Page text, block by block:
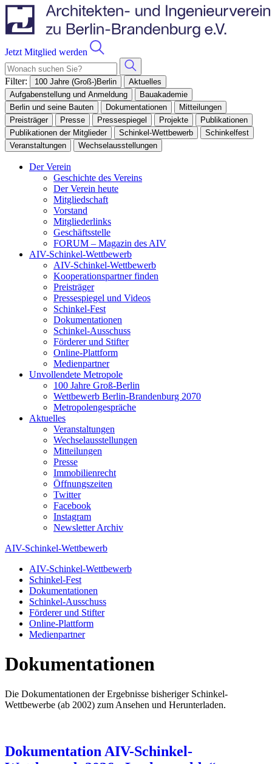
Jetzt Mitglied werden
Filter: 100 Jahre (Groß-)Berlin
Aktuelles
Aufgabenstellung und Anmeldung
Bauakademie
Berlin und seine Bauten
Dokumentationen
Mitteilungen
Preisträger
Presse Pressespiegel Projekte
Publikationen
Publikationen der Mitglieder
Schinkel-Wettbewerb
Schinkelfest
Veranstaltungen
Wechselausstellungen
Der Verein
Geschichte des Vereins
Der Verein heute
Mitgliedschaft
Vorstand
Mitgliederlinks
Geschäftsstelle
FORUM – Magazin des AIV
AIV-Schinkel-Wettbewerb
AIV-Schinkel-Wettbewerb
Kooperationspartner finden
Preisträger
Pressespiegel und Videos
Schinkel-Fest
Dokumentationen
Schinkel-Ausschuss
Förderer und Stifter
Online-Plattform
Medienpartner
Unvollendete Metropole
100 Jahre Groß-Berlin
Wettbewerb Berlin-Brandenburg 2070
Metropolengespräche
Aktuelles
Veranstaltungen
Wechselausstellungen
Mitteilungen
Presse
Immobilienrecht
Öffnungszeiten
Twitter
Facebook
Instagram
Newsletter Archiv
AIV-Schinkel-Wettbewerb
AIV-Schinkel-Wettbewerb
Schinkel-Fest
Dokumentationen
Schinkel-Ausschuss
Förderer und Stifter
Online-Plattform
Medienpartner
Dokumentationen
Die Dokumentationen der Ergebnisse bisheriger Schinkel-
Wettbewerbe (ab 2002) zum Ansehen und Herunterladen.
Dokumentation AIV-Schinkel-